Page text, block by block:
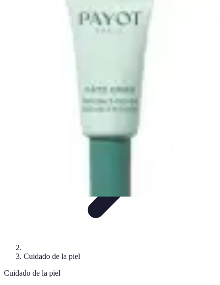
Cuidado de la pielCuidado de la Piel
Cuidado del Cabello
Cuidado de la piel
Cuidado de la piel